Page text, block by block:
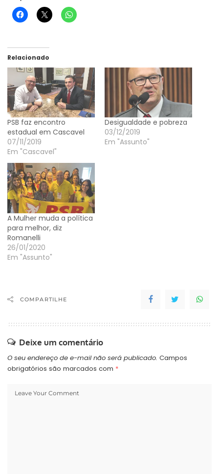
Relacionado
PSB faz encontro
estadual em Cascavel
07/11/2019
Em "Cascavel"
Desigualdade e pobreza
03/12/2019
Em "Assunto"
A Mulher muda a política
para melhor, diz
Romanelli
26/01/2020
Em "Assunto"
COMPARTILHE
Deixe um comentário
O seu endereço de e-mail não será publicado. Campos
obrigatórios são marcados com *